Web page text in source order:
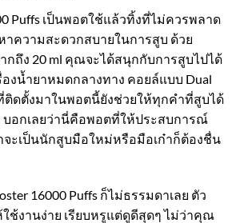
Puffs เป็นพอตใช้แล้วทิ้งที่ไม่ควรพลาด
ความสะดวกสบายในการสูบ ด้วย
กถึง 20 ml คุณจะได้สนุกกับการสูบไปได้
องน้ำยาหมดกลางทาง คอยล์แบบ Dual
ที่ติดตั้งมาในพอตนี้ยังช่วยให้ทุกคำที่สูบได้
บอกเลยว่านี่คือพอตที่ให้ประสบการณ์
จะเป็นนักสูบมือใหม่หรือมือเก๋าก็ต้องชื่น
16000 Puffs ก็ไม่ธรรมดาเลย ตัว
ช้งานง่าย เรียบหรูแต่ดูดีสุดๆ ไม่ว่าคุณ